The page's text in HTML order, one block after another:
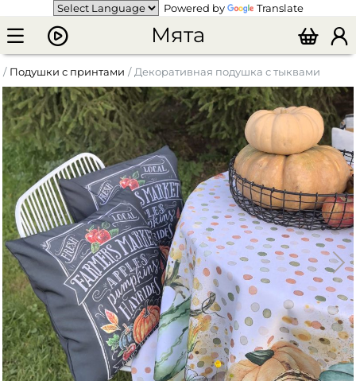
Powered by Translate
Мята
Подушки с принтами Декоративная подушка с тыквами